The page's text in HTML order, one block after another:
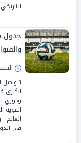
السبت 04/أكتوبر/2025
الكبرى
ودوري
القوية
العالم
في